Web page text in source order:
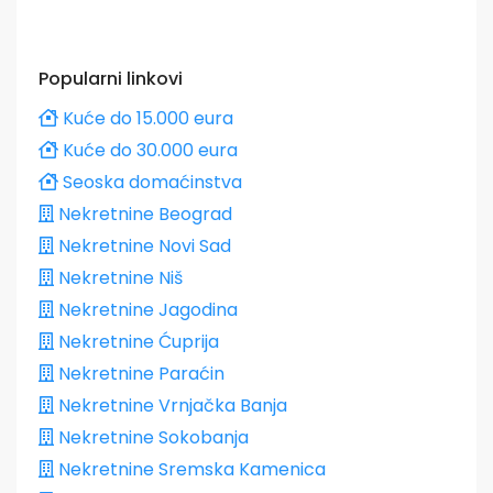
Popularni linkovi
Kuće do 15.000 eura
Kuće do 30.000 eura
Seoska domaćinstva
Nekretnine Beograd
Nekretnine Novi Sad
Nekretnine Niš
Nekretnine Jagodina
Nekretnine Ćuprija
Nekretnine Paraćin
Nekretnine Vrnjačka Banja
Nekretnine Sokobanja
Nekretnine Sremska Kamenica